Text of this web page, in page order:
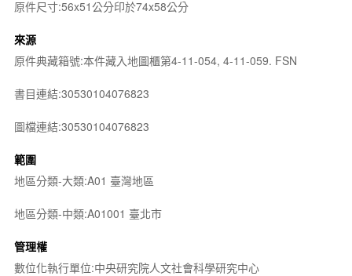
原件尺寸:56x51公分印於74x58公分
來源
原件典藏箱號:本件藏入地圖櫃第4-11-054, 4-11-059. FSN
書目連結:30530104076823
圖檔連結:30530104076823
範圍
地區分類-大類:A01 臺灣地區
地區分類-中類:A01001 臺北市
管理權
數位化執行單位:中央研究院人文社會科學研究中心